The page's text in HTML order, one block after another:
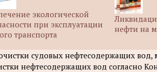
экологической
при эксплуатации
транспорта
нефти на
судовых нефтесодержащих
нефтесодержащих вод согласно